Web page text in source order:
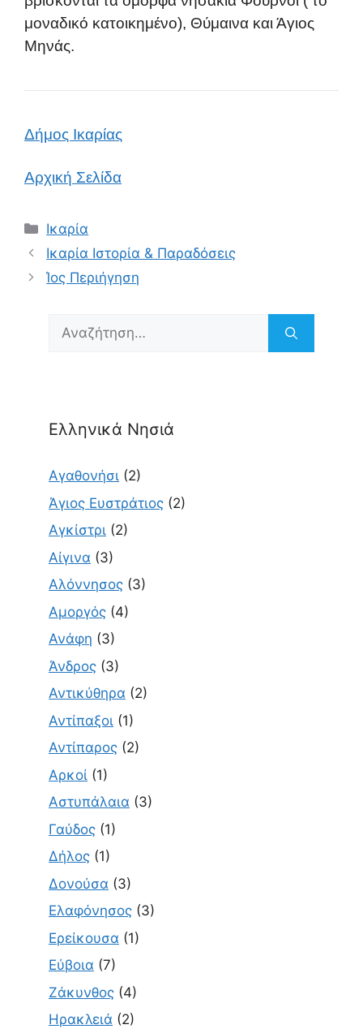
μοναδικό κατοικημένο), Θύμαινα και Άγιος
Μηνάς.
Δήμος Ικαρίας
Αρχική Σελίδα
Κατηγορίες
Ικαρία
Ικαρία Ιστορία & Παραδόσεις
Ίος Περιήγηση
Αναζήτηση
Ελληνικά Νησιά
Αγαθονήσι (2)
Άγιος Ευστράτιος (2)
Αγκίστρι (2)
Αίγινα (3)
Αλόννησος (3)
Αμοργός (4)
Ανάφη (3)
Άνδρος (3)
Αντικύθηρα (2)
Αντίπαξοι (1)
Αντίπαρος (2)
Αρκοί (1)
Αστυπάλαια (3)
Γαύδος (1)
Δήλος (1)
Δονούσα (3)
Ελαφόνησος (3)
Ερείκουσα (1)
Εύβοια (7)
Ζάκυνθος (4)
Ηρακλειά (2)